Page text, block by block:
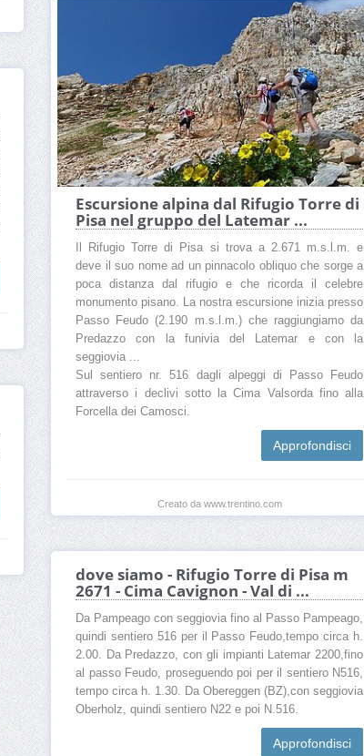
Escursione alpina dal Rifugio Torre di
Pisa nel gruppo del Latemar ...
Il Rifugio Torre di Pisa si trova a 2.671 m.s.l.m. e
deve il suo nome ad un pinnacolo obliquo che sorge a
poca distanza dal rifugio e che ricorda il celebre
monumento pisano. La nostra escursione inizia presso
Passo Feudo (2.190 m.s.l.m.) che raggiungiamo da
Predazzo con la funivia del Latemar e con la
seggiovia ...
Sul sentiero nr. 516 dagli alpeggi di Passo Feudo
attraverso i declivi sotto la Cima Valsorda fino alla
Forcella dei Camosci.
Approfondisci
Creato da www.trentino.com
dove siamo - Rifugio Torre di Pisa m
2671 - Cima Cavignon - Val di ...
Da Pampeago con seggiovia fino al Passo Pampeago,
quindi sentiero 516 per il Passo Feudo,tempo circa h.
2.00. Da Predazzo, con gli impianti Latemar 2200,fino
al passo Feudo, proseguendo poi per il sentiero N516,
tempo circa h. 1.30. Da Obereggen (BZ),con seggiovia
Oberholz, quindi sentiero N22 e poi N.516.
Approfondisci